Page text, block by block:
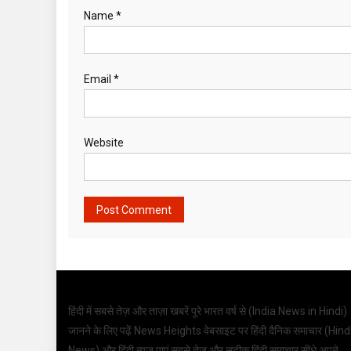
Name *
Email *
Website
हिंदी में सबसे तेज़ और ताज़ा खबरें पूरे भारत वर्ष से ( India News in Hindi)
जानने के लिए पढ़ें News Heights वेबसाइट पर हिंदी दैनिक समाचार (